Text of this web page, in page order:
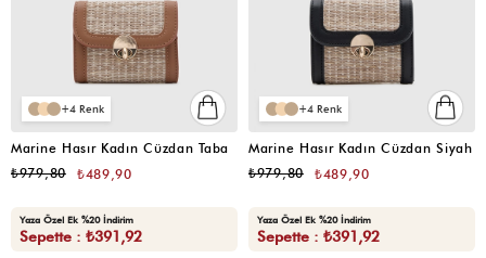
4
Marine Hasır Kadın Cüzdan Taba
₺489,90
₺979,80
Yaza Özel Ek %20 İndirim
Sepette : ₺391,92
4
Marine Hasır Kadın Cüzdan Siyah
₺489,90
₺979,80
Yaza Özel Ek %20 İndirim
Sepette : ₺391,92